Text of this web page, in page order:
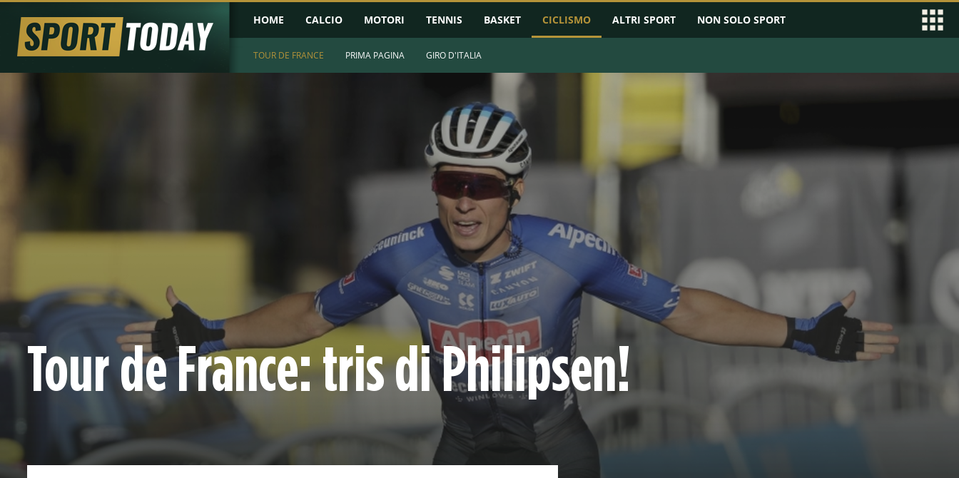
HOME CALCIO MOTORI TENNIS BASKET CICLISMO ALTRI SPORT NON SOLO SPORT
TOUR DE FRANCE PRIMA PAGINA GIRO D'ITALIA
Tour de France: tris di Philipsen!